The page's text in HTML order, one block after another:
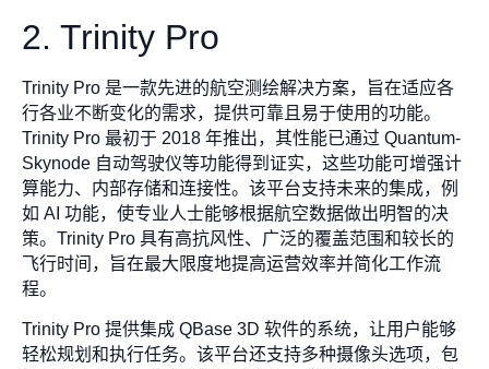
2. Trinity Pro
Trinity Pro 是一款先进的航空测绘解决方案，旨在适应各
行各业不断变化的需求，提供可靠且易于使用的功能。
Trinity Pro 最初于 2018 年推出，其性能已通过 Quantum-
Skynode 自动驾驶仪等功能得到证实，这些功能可增强计
算能力、内部存储和连接性。该平台支持未来的集成，例
如 AI 功能，使专业人士能够根据航空数据做出明智的决
策。Trinity Pro 具有高抗风性、广泛的覆盖范围和较长的
飞行时间，旨在最大限度地提高运营效率并简化工作流
程。
Trinity Pro 提供集成 QBase 3D 软件的系统，让用户能够
轻松规划和执行任务。该平台还支持多种摄像头选项，包